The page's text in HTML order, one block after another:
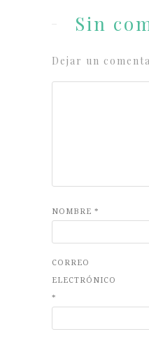
Sin
Dejar un
NOMBRE *
CORREO
ELECTRÓNICO
*